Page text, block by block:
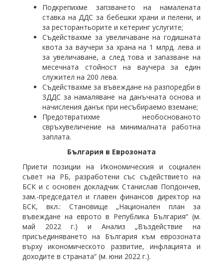
Подкрепихме запзването на намалената
ставка на ДДС за бебешки храни и пелени, и
за ресторантьорите и кетеринг услугите;
Съдействахме за увеличаване на годишната
квота за ваучери за храна на 1 млрд. лева и
за увеличаване, а след това и запазване на
месечната стойност на ваучера за един
служител на 200 лева.
Съдействахме за въвеждане на разпоредби в
ЗДДС за намаляване на данъчната основа и
начисления данък при несъбираемо вземане;
Предотвратихме необоснованото
свръхувеличение на минималната работна
заплата.
България в Еврозоната
Приети позиции на Икономическия и социален
съвет на РБ, разработени със съдействието на
БСК и с основен докладчик Станислав Попдончев,
зам.-председател и главен финансов директор на
БСК, вкл.: Становище „Национален план за
въвеждане на еврото в Република България“ (м.
май 2022 г.) и Анализ „Въздействие на
присъединяването на България към еврозоната
върху икономическото развитие, инфлацията и
доходите в страната“ (м. юни 2022 г.).